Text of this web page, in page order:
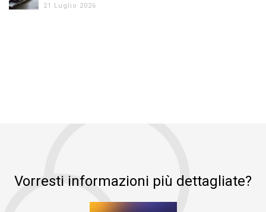
21 Luglio 2026
Vorresti informazioni più dettagliate?